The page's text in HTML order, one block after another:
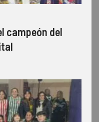
campeón del